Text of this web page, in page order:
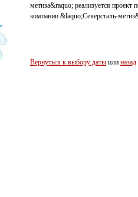
метиза&raquo; реализуется
компании &laquo;Северсталь-
Вернуться к выбору даты или назад